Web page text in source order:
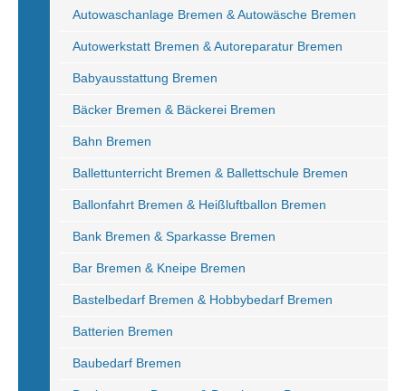
Autowaschanlage Bremen & Autowäsche Bremen
Autowerkstatt Bremen & Autoreparatur Bremen
Babyausstattung Bremen
Bäcker Bremen & Bäckerei Bremen
Bahn Bremen
Ballettunterricht Bremen & Ballettschule Bremen
Ballonfahrt Bremen & Heißluftballon Bremen
Bank Bremen & Sparkasse Bremen
Bar Bremen & Kneipe Bremen
Bastelbedarf Bremen & Hobbybedarf Bremen
Batterien Bremen
Baubedarf Bremen